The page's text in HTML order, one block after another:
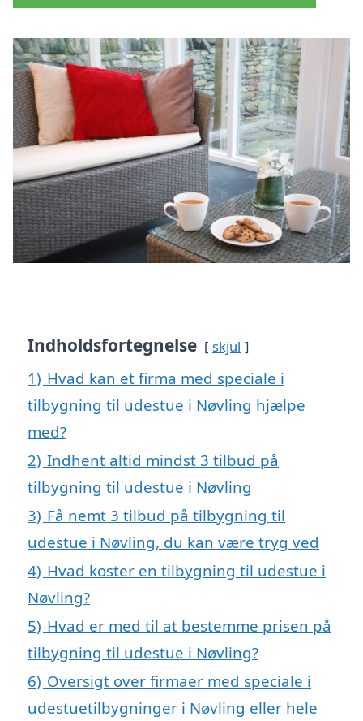
Indholdsfortegnelse skjul
1) Hvad kan et firma med speciale i
tilbygning til udestue i Nøvling hjælpe
med?
2) Indhent altid mindst 3 tilbud på
tilbygning til udestue i Nøvling
3) Få nemt 3 tilbud på tilbygning til
udestue i Nøvling, du kan være tryg ved
4) Hvad koster en tilbygning til udestue i
Nøvling?
5) Hvad er med til at bestemme prisen på
tilbygning til udestue i Nøvling?
6) Oversigt over firmaer med speciale i
udestuetilbygninger i Nøvling eller hele